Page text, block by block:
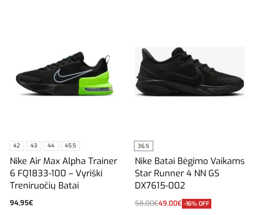
42 43 44 45.5
Nike Air Max Alpha Trainer
6 FQ1833-100 – Vyriški
Treniruočių Batai
94,95€
36.5
Nike Batai Bėgimo Vaikams
Star Runner 4 NN GS
DX7615-002
58,00€49,00€ -16% OFF